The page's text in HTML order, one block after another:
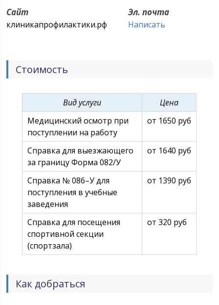
опытных врачей-профессионалов, имеющих ученые
степени, первую и высшую квалификационные
категории. Доктора принимают активное участие в
Профилактики» внедряют и используют в практике
новейшие разработки и открытия современной
медицины.
Сайт
клиникапрофилактики.рф
Эл. почта
Написать
Стоимость
Вид услуги
Цена
Медицинский осмотр при
поступлении на работу
от 1650 руб
Справка для выезжающего
за границу Форма 082/У
от 1640 руб
Справка № 086–У для
поступления в учебные
заведения
от 1390 руб
Справка для посещения
спортивной секции
(спортзала)
от 320 руб
Как добраться